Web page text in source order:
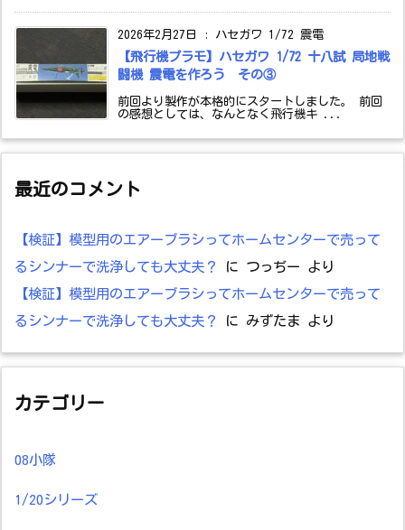
2026年2月27日 : ハセガワ 1/72 震電
【飛行機プラモ】ハセガワ 1/72 十八試 局地戦
闘機 震電を作ろう その③
前回より製作が本格的にスタートしました。 前回
の感想としては、なんとなく飛行機キ ...
最近のコメント
【検証】模型用のエアーブラシってホームセンターで売って
るシンナーで洗浄しても大丈夫？
に つっぢー より
【検証】模型用のエアーブラシってホームセンターで売って
るシンナーで洗浄しても大丈夫？
に みずたま より
カテゴリー
08小隊
1/20シリーズ